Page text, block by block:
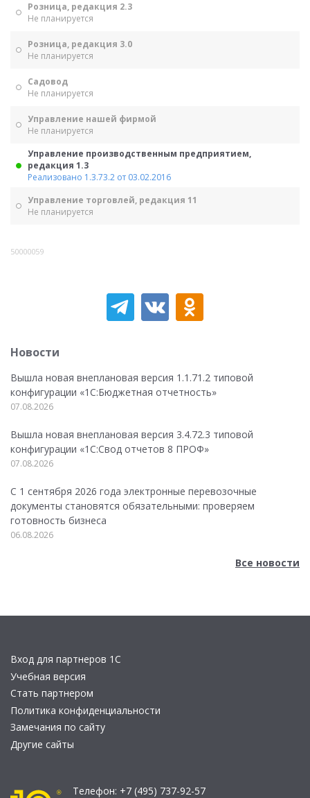
Розница, редакция 2.3
Не планируется
Розница, редакция 3.0
Не планируется
Садовод
Не планируется
Управление нашей фирмой
Не планируется
Управление производственным предприятием,
редакция 1.3
Реализовано 1.3.73.2 от 03.02.2016
Управление торговлей, редакция 11
Не планируется
50000059
Новости
Вышла новая внеплановая версия 1.1.71.2 типовой
конфигурации «1C:Бюджетная отчетность»
07.08.2026
Вышла новая внеплановая версия 3.4.72.3 типовой
конфигурации «1C:Свод отчетов 8 ПРОФ»
07.08.2026
С 1 сентября 2026 года электронные перевозочные
документы становятся обязательными: проверяем
готовность бизнеса
06.08.2026
Все новости
Вход для партнеров 1С
Учебная версия
Стать партнером
Политика конфиденциальности
Замечания по сайту
Другие сайты
Телефон: +7 (495) 737-92-57